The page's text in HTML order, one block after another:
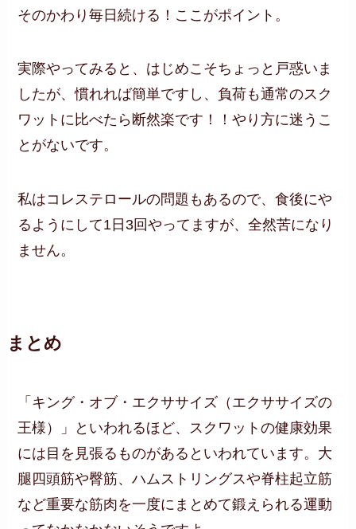
そのかわり毎日続ける！ここがポイント。
実際やってみると、はじめこそちょっと戸惑いま
したが、慣れれば簡単ですし、負荷も通常のスク
ワットに比べたら断然楽です！！やり方に迷うこ
とがないです。
私はコレステロールの問題もあるので、食後にや
るようにして1日3回やってますが、全然苦になり
ません。
まとめ
「キング・オブ・エクササイズ（エクササイズの
王様）」といわれるほど、スクワットの健康効果
には目を見張るものがあるといわれています。大
腿四頭筋や臀筋、ハムストリングスや脊柱起立筋
など重要な筋肉を一度にまとめて鍛えられる運動